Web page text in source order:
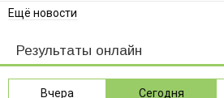
Ещё новости
Результаты онлайн
Вчера Сегодня